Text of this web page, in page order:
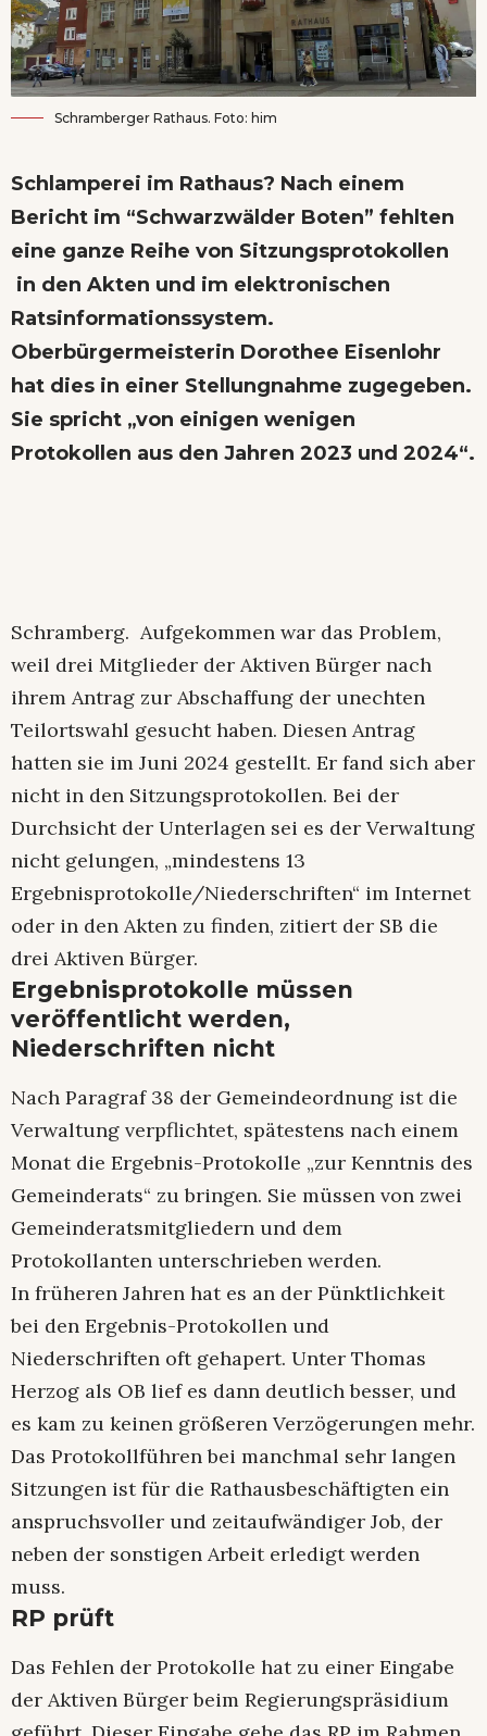
Schramberger Rathaus. Foto: him
Schlamperei im Rathaus? Nach einem
Bericht im “Schwarzwälder Boten” fehlten
eine ganze Reihe von Sitzungsprotokollen
in den Akten und im elektronischen
Ratsinformationssystem.
Oberbürgermeisterin Dorothee Eisenlohr
hat dies in einer Stellungnahme zugegeben.
Sie spricht „von einigen wenigen
Protokollen aus den Jahren 2023 und 2024“.
Schramberg. Aufgekommen war das Problem,
weil drei Mitglieder der Aktiven Bürger nach
ihrem Antrag zur Abschaffung der unechten
Teilortswahl gesucht haben. Diesen Antrag
hatten sie im Juni 2024 gestellt. Er fand sich aber
nicht in den Sitzungsprotokollen. Bei der
Durchsicht der Unterlagen sei es der Verwaltung
nicht gelungen, „mindestens 13
Ergebnisprotokolle/Niederschriften“ im Internet
oder in den Akten zu finden, zitiert der SB die
drei Aktiven Bürger.
Ergebnisprotokolle müssen
veröffentlicht werden,
Niederschriften nicht
Nach Paragraf 38 der Gemeindeordnung ist die
Verwaltung verpflichtet, spätestens nach einem
Monat die Ergebnis-Protokolle „zur Kenntnis des
Gemeinderats“ zu bringen. Sie müssen von zwei
Gemeinderatsmitgliedern und dem
Protokollanten unterschrieben werden.
In früheren Jahren hat es an der Pünktlichkeit
bei den Ergebnis-Protokollen und
Niederschriften oft gehapert. Unter Thomas
Herzog als OB lief es dann deutlich besser, und
es kam zu keinen größeren Verzögerungen mehr.
Das Protokollführen bei manchmal sehr langen
Sitzungen ist für die Rathausbeschäftigten ein
anspruchsvoller und zeitaufwändiger Job, der
neben der sonstigen Arbeit erledigt werden
muss.
RP prüft
Das Fehlen der Protokolle hat zu einer Eingabe
der Aktiven Bürger beim Regierungspräsidium